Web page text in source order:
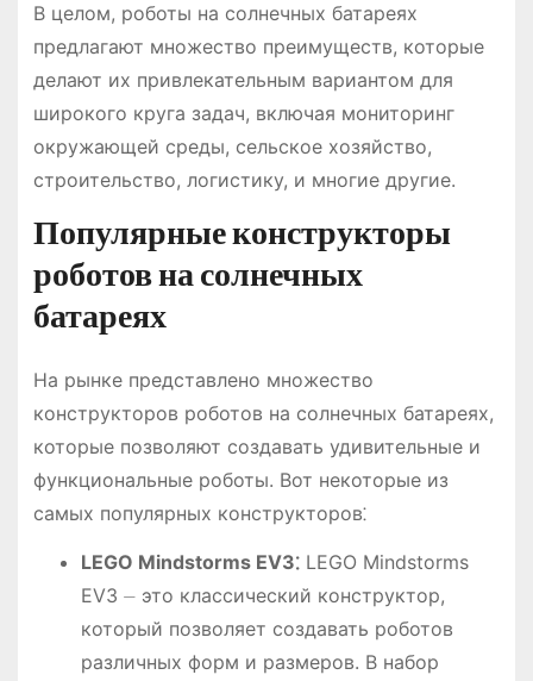
В целом, роботы на солнечных батареях
предлагают множество преимуществ, которые
делают их привлекательным вариантом для
широкого круга задач, включая мониторинг
окружающей среды, сельское хозяйство,
строительство, логистику, и многие другие.
Популярные конструкторы
роботов на солнечных
батареях
На рынке представлено множество
конструкторов роботов на солнечных батареях,
которые позволяют создавать удивительные и
функциональные роботы. Вот некоторые из
самых популярных конструкторов⁚
LEGO Mindstorms EV3⁚LEGO Mindstorms
EV3 ⏤ это классический конструктор,
который позволяет создавать роботов
различных форм и размеров. В набор